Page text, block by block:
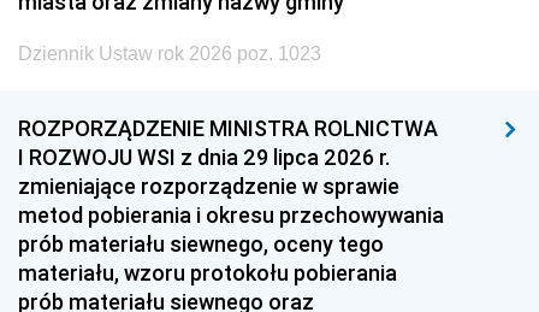
Dziennik Ustaw rok 2026 poz. 1023
ROZPORZĄDZENIE MINISTRA ROLNICTWA
I ROZWOJU WSI z dnia 29 lipca 2026 r.
zmieniające rozporządzenie w sprawie
metod pobierania i okresu przechowywania
prób materiału siewnego, oceny tego
materiału, wzoru protokołu pobierania
prób materiału siewnego oraz